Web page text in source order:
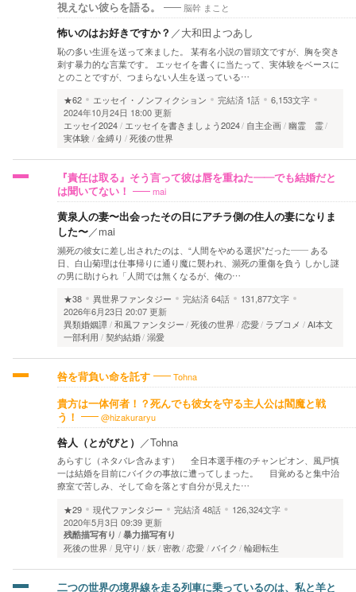
視えない彼らを語る。 脳幹 まこと
怖いのはお好きですか？ ／大和田よつあし
恥の多い生涯を送って来ました。 某有名小説の冒頭文ですが、胸を突き
刺す暴力的な言葉です。 エッセイを書くに当たって、実体験をベースに
とのことですが、つまらない人生を送っている…
★62
エッセイ・ノンフィクション 完結済 1話
6,153文字
2024年10月24日 18:00 更新
エッセイ2024
エッセイを書きましょう2024 自主企画 幽霊 霊
実体験 金縛り 死後の世界
『責任は取る』そう言って彼は唇を重ねた――でも結婚だと
は聞いてない！
mai
黄泉人の妻〜出会ったその日にアチラ側の住人の妻になりま
した〜／mai
瀕死の彼女に差し出されたのは、“人間をやめる選択”だった―― ある
日、白山菊理は仕事帰りに通り魔に襲われ、瀕死の重傷を負う しかし謎
の男に助けられ「人間では無くなるが、俺の…
★38
異世界ファンタジー 完結済64話
131,877文字
2026年6月23日 20:07 更新
異類婚姻譚 和風ファンタジー 死後の世界 恋愛 ラブコメ
AI本文
一部利用
契約結婚 溺愛
咎を背負い命を託す Tohna
貴方は一体何者！？死んでも彼女を守る主人公は閻魔と戦
う！
@hizakuraryu
咎人（とがびと） ／Tohna
あらすじ（ネタバレ含みます） 全日本選手権のチャンピオン、風戸慎
一は結婚を目前にバイクの事故に遭ってしまった。 目覚めると集中治
療室で苦しみ、そして命を落とす自分が見えた…
★29
現代ファンタジー 完結済48話
126,324文字
2020年5月3日 09:39 更新
残酷描写有り 暴力描写有り
死後の世界 見守り 妖 密教 恋愛 バイク 輪廻転生
二つの世界の境界線を走る列車に乗っているのは、私と羊と